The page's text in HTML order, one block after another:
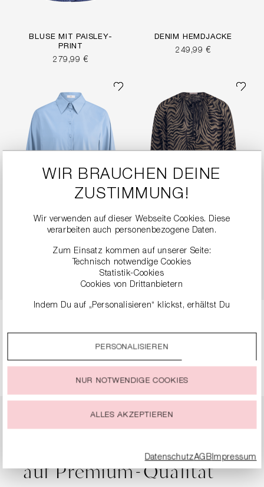
BLUSE MIT PAISLEY-
PRINT
279,99 €
DENIM HEMDJACKE
249,99 €
POPELINEBLUSE MIT
BALLONÄRMELN
ZEBRA-PRINT BLUSE
MIT VOLANTS
Seite
1 Seite
2 Seite
3 Seite
4 Seite
5
Designer Blusen für
Damen – Eleganz trifft
auf Premium-Qualität
WIR BRAUCHEN DEINE
ZUSTIMMUNG!
Wir verwenden auf dieser Webseite Cookies. Diese
verarbeiten auch personenbezogene Daten.
Zum Einsatz kommen auf unserer Seite:
Technisch notwendige Cookies
Statistik-Cookies
Cookies von Drittanbietern
Indem Du auf „Personalisieren“ klickst, erhältst Du
Durch einen Klick auf das Auswahlfeld „Alle akzeptieren“
stimmst Du der Verwendung aller Cookies zu, die unter
jeder Zeit ändern oder widerrufen.
PERSONALISIEREN
NUR NOTWENDIGE COOKIES
ALLES AKZEPTIEREN
DatenschutzAGBImpressum